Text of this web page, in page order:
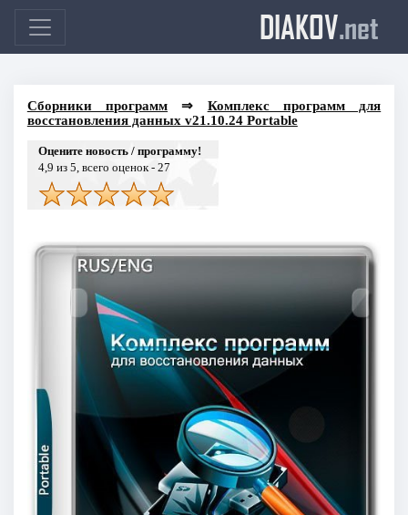
DIAKOV.net
Сборники программ ⇒ Комплекс программ для
восстановления данных v21.10.24 Portable
Оцените новость / программу!
4,9 из 5, всего оценок - 27